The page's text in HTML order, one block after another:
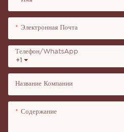
Электронная Почта
+1
Телефон/WhatsApp
Название Компании
Содержание